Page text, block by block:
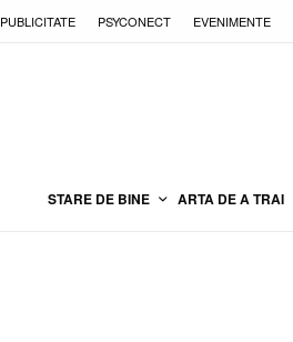
PUBLICITATE PSYCONECT EVENIMENTE
STARE DE BINE ARTA DE A TRAI